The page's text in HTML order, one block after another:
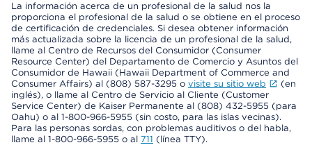
La información acerca de un profesional de la salud nos la
proporciona el profesional de la salud o se obtiene en el proceso
de certificación de credenciales. Si desea obtener información
más actualizada sobre la licencia de un profesional de la salud,
llame al Centro de Recursos del Consumidor (Consumer
Resource Center) del Departamento de Comercio y Asuntos del
Consumidor de Hawaii (Hawaii Department of Commerce and
Consumer Affairs) al (808) 587-3295 o visite su sitio web
(en
inglés), o llame al Centro de Servicio al Cliente (Customer
Service Center) de Kaiser Permanente al (808) 432-5955 (para
Oahu) o al 1-800-966-5955 (sin costo, para las islas vecinas).
Para las personas sordas, con problemas auditivos o del habla,
llame al 1-800-966-5955 o al 711 (línea TTY).